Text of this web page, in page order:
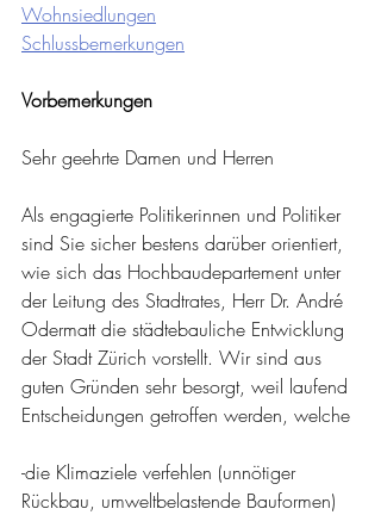
Wohnsiedlungen
Schlussbemerkungen
Vorbemerkungen
Sehr geehrte Damen und Herren
Als engagierte Politikerinnen und Politiker
sind Sie sicher bestens darüber orientiert,
wie sich das Hochbaudepartement unter
der Leitung des Stadtrates, Herr Dr. André
Odermatt die städtebauliche Entwicklung
der Stadt Zürich vorstellt. Wir sind aus
guten Gründen sehr besorgt, weil laufend
Entscheidungen getroffen werden, welche
-die Klimaziele verfehlen (unnötiger
Rückbau, umweltbelastende Bauformen)